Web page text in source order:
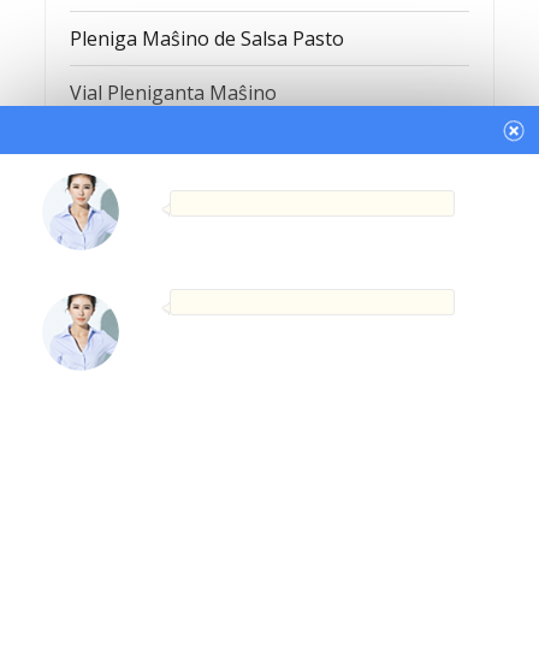
Pleniga Maŝino de Salsa Pasto
Vial Pleniganta Maŝino
Botelo-Labelmaŝino
Kontakta Informo